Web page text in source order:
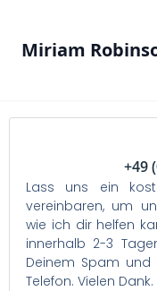
Miriam
+49
Lass uns ein
vereinbaren, um
wie ich dir helfen
innerhalb 2-3
Deinem Spam
Telefon. Vielen Dank.